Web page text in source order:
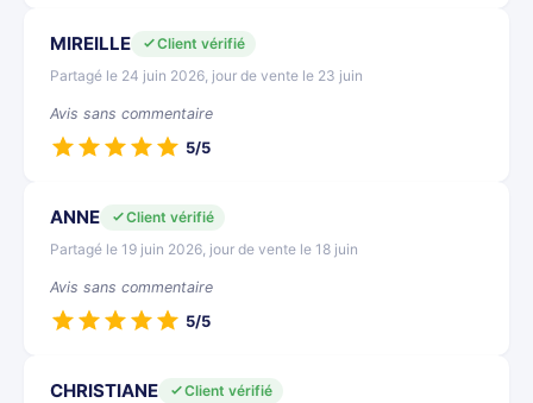
MIREILLE
Client vérifié
Partagé le 24 juin 2026, jour de vente le 23 juin
Avis sans commentaire
5/5
ANNE
Client vérifié
Partagé le 19 juin 2026, jour de vente le 18 juin
Avis sans commentaire
5/5
CHRISTIANE
Client vérifié